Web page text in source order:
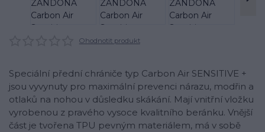
Ohodnotit produkt
Speciální přední chrániče typ Carbon Air SENSITIVE +
jsou vyvynuty pro maximální prevenci nárazu, modřin a
otlaků na nohou v důsledku skákání. Mají vnitřní vložku
vyrobenou z pravého vysoce kvalitního beránku. Vnější
část je tvořena TPU pevným materiálem, má v sobě